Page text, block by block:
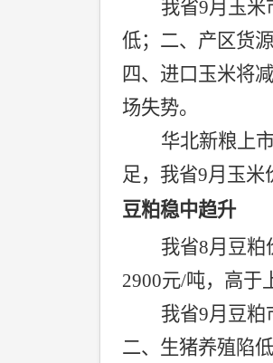
我省9月玉米
低；二、产区货
四、进口玉米将
场失势。
华北新粮上
足，我省9月玉米
豆粕稳中趋升
我省8月豆粕
2900元/吨，高于
我省9月豆粕
二、生猪养殖陷